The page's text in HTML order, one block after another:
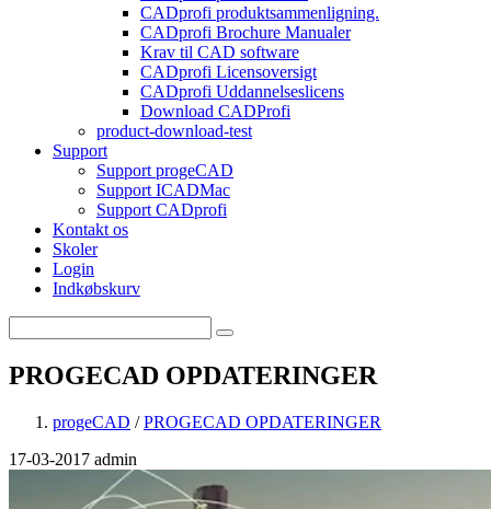
CADprofi produktsammenligning.
CADprofi Brochure Manualer
Krav til CAD software
CADprofi Licensoversigt
CADprofi Uddannelseslicens
Download CADProfi
product-download-test
Support
Support progeCAD
Support ICADMac
Support CADprofi
Kontakt os
Skoler
Login
Indkøbskurv
PROGECAD OPDATERINGER
progeCAD /PROGECAD OPDATERINGER
17-03-2017 admin